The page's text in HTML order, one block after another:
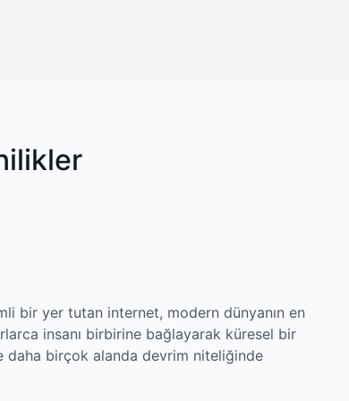
bir yer tutan internet, modern dünyanın en
insanı birbirine bağlayarak küresel bir
birçok alanda devrim niteliğinde